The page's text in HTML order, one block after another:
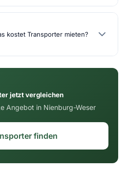
kostet Transporter mieten?
jetzt vergleichen
Angebot in Nienburg-Weser
finden